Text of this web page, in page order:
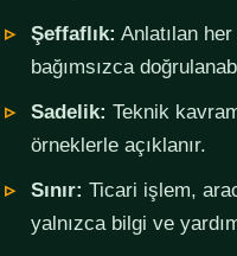
Şeffaflık: Anlatılan
bağımsızca
Sadelik: Teknik
örneklerle açıklanır.
Sınır: Ticari işlem,
yalnızca bilgi ve